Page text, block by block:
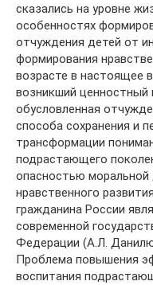
сказались на уровне
особенностях
отчуждения детей от
формирования
возрасте в настоящее
возникший ценностный
обусловленная
способа сохранения и
трансформации
подрастающего
опасностью моральной
нравственного
гражданина России
современной
Федерации (А.Л.
Проблема повышения
воспитания